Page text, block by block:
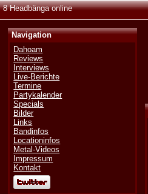
8 Headbänga online
Navigation
Dahoam
Reviews
Interviews
Live-Berichte
Termine
Partykalender
Specials
Bilder
Links
Bandinfos
Locationinfos
Metal-Videos
Impressum
Kontakt